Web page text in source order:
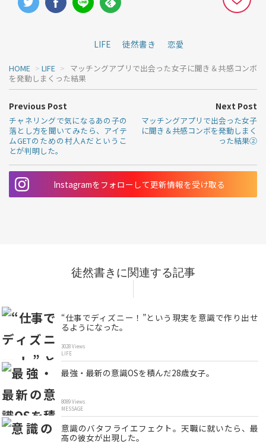
LIFE 徒然書き 恋愛
HOME >LIFE > マッチングアプリで出会った女子に聞き＆共感コンボ
を発動しまくった結果
Previous Post
チャネリングで気になるあの子の
落とし方を聞いてみたら、アイテ
ムGETのための村人Aだというこ
とが判明した。
Next Post
マッチングアプリで出会った女子
に聞き＆共感コンボを発動しまく
った結果②
Instagramをフォローして更新情報を受け取る
徒然書きに関連する記事
“仕事でディズニー！”という現実を意識で作り出せ
るようになった。
3028 Views
LIFE
最強・最新の意識OSを積んだ28歳女子。
8089 Views
MESSAGE
意識のバタフライエフェクト。天職に就いたら、最
高の彼女が出現した。